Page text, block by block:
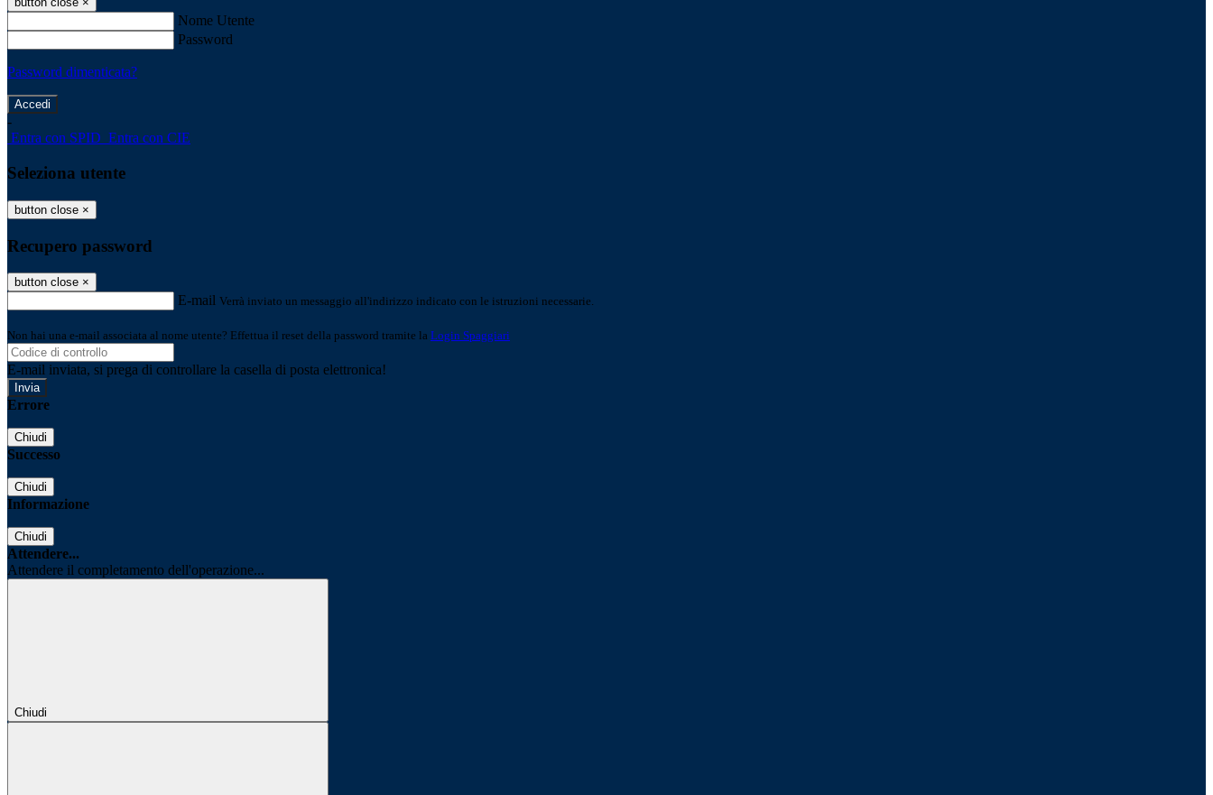
Nome Utente
Password
Password dimenticata?
-
Entra con SPID Entra con CIE
Seleziona utente
button close ×
Recupero password
button close ×
E-mail Verrà inviato un messaggio all'indirizzo indicato con le istruzioni necessarie.
Non hai una e-mail associata al nome utente? Effettua il reset della password tramite la Login Spaggiari
E-mail inviata, si prega di controllare la casella di posta elettronica!
Errore
Chiudi
Successo
Chiudi
Informazione
Chiudi
Attendere...
Attendere il completamento dell'operazione...
Chiudi